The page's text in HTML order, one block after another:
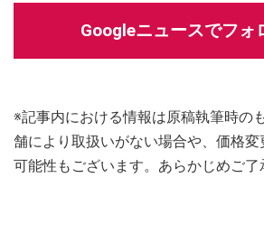
Googleニュースでフォ
※記事内における情報は原稿執筆時の
舗により取扱いがない場合や、価格
可能性もございます。あらかじめご了